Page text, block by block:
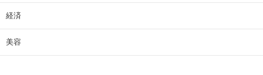
経済
美容